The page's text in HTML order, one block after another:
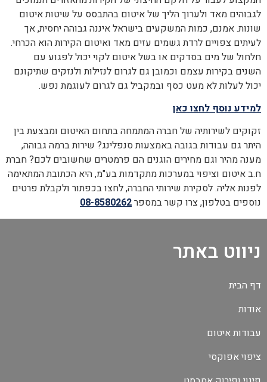
לגבוהים מאד ולערוך הליך של איטום בהתבסס על שיטות איטום
שונות. אמנם, כמות המשקעים בישראל איננה גבוהה יחסית, אך
לעיתים צפויים לרדת גשמים עזים מאד ואיטום הקירות הוא הכרחי.
חלחול של מים בסדקים או בשל איטום לקוי יכול לפגוע עם
השנים בקירות עצמם וכמובן גם לגרום לנזילות ולנזקים שתיקונם
יכול לעלות לא מעט כסף ובמקביל גם לגרום לעוגמת נפש.
למידע נוסף לחצו כאן
זקוקים לשירותיה של חברה המתמחה בתחום האיטום ומבצעת בין
היתר גם עבודות בגובה באמצעות סנפלינג? שירות ברמה גבוהה,
מענה מהיר וגם מחירים הוגנים הם פרמטרים שחשובים לכם? חברת
ח.ב איטום וציפוי במערכות מתקדמות בע"מ, היא הכתובת המתאימה
לפנות אליה. לסקירת שירותי החברה, לחצו בכפתור ולקבלת פרטים
נוספים בטלפון, צרו קשר במספר08-8580262
ניווט באתר
דף הבית
אודות
עבודות איטום
ציפוי אפוקסי